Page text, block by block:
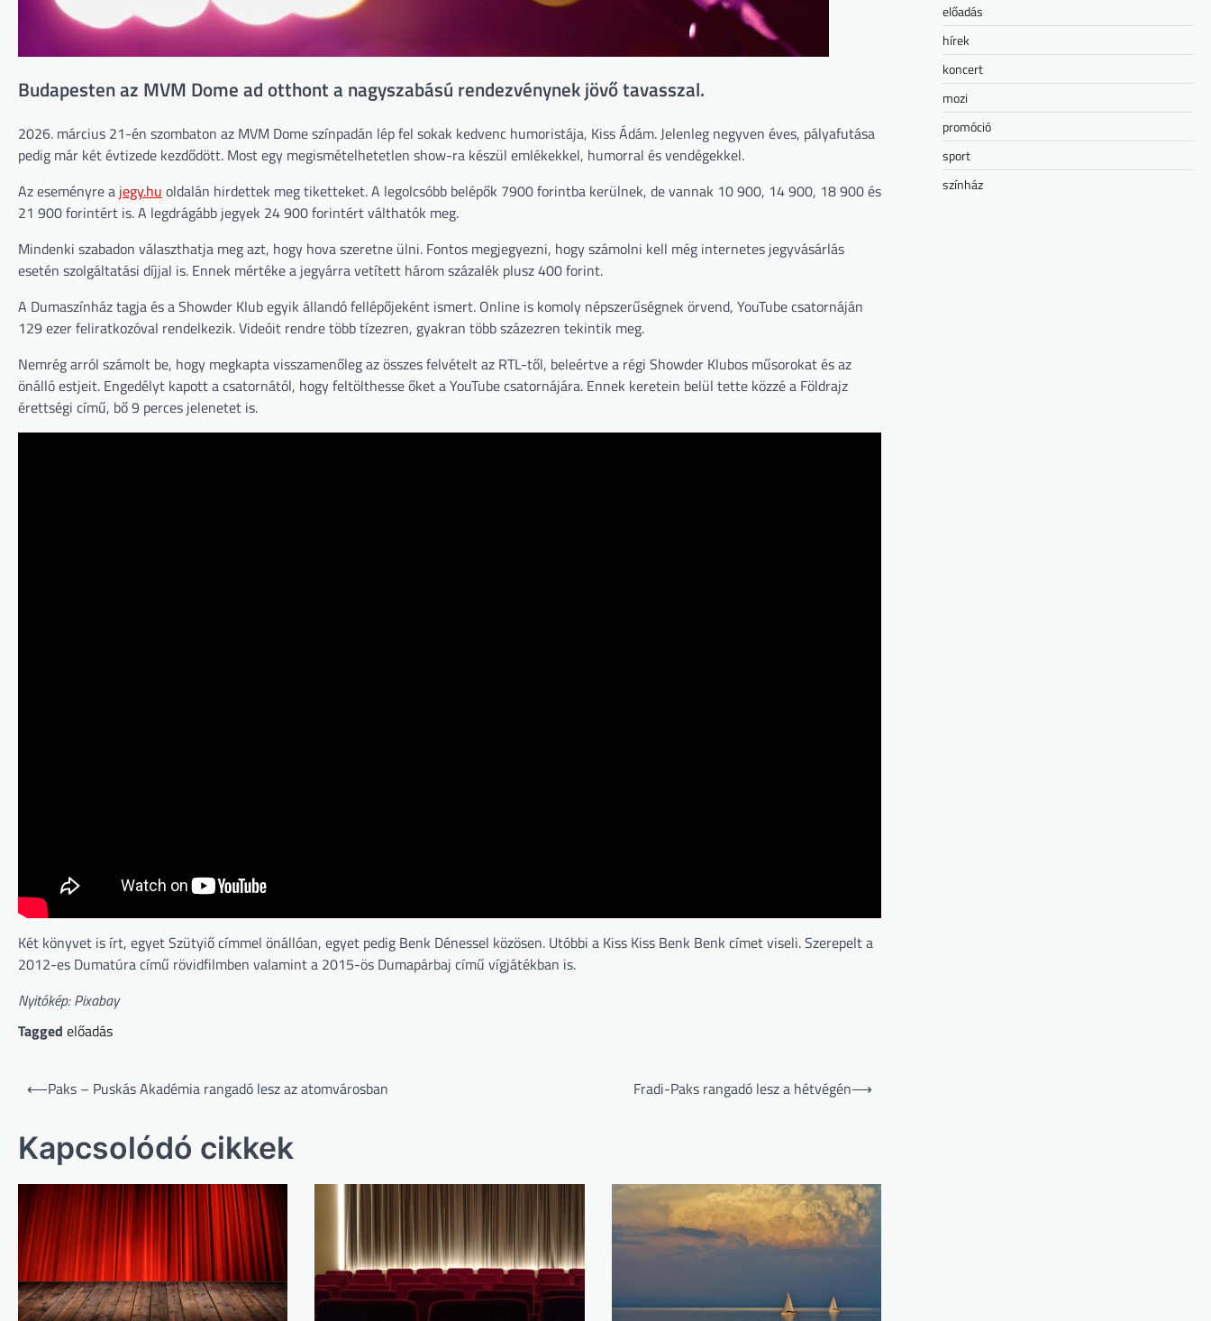
Budapesten az MVM Dome ad otthont a nagyszabású rendezvénynek jövő tavasszal.
2026. március 21-én szombaton az MVM Dome színpadán lép fel sokak kedvenc humoristája, Kiss Ádám. Jelenleg negyven éves, pályafutása
pedig már két évtizede kezdődött. Most egy megismételhetetlen show-ra készül emlékekkel, humorral és vendégekkel.
Az eseményre a jegy.hu oldalán hirdettek meg tiketteket. A legolcsóbb belépők 7900 forintba kerülnek, de vannak 10 900, 14 900, 18 900 és
21 900 forintért is. A legdrágább jegyek 24 900 forintért válthatók meg.
Mindenki szabadon választhatja meg azt, hogy hova szeretne ülni. Fontos megjegyezni, hogy számolni kell még internetes jegyvásárlás
esetén szolgáltatási díjjal is. Ennek mértéke a jegyárra vetített három százalék plusz 400 forint.
A Dumaszínház tagja és a Showder Klub egyik állandó fellépőjeként ismert. Online is komoly népszerűségnek örvend, YouTube csatornáján
129 ezer feliratkozóval rendelkezik. Videóit rendre több tízezren, gyakran több százezren tekintik meg.
Nemrég arról számolt be, hogy megkapta visszamenőleg az összes felvételt az RTL-től, beleértve a régi Showder Klubos műsorokat és az
önálló estjeit. Engedélyt kapott a csatornától, hogy feltölthesse őket a YouTube csatornájára. Ennek keretein belül tette közzé a Földrajz
érettségi című, bő 9 perces jelenetet is.
Két könyvet is írt, egyet Szütyiő címmel önállóan, egyet pedig Benk Dénessel közösen. Utóbbi a Kiss Kiss Benk Benk címet viseli. Szerepelt a
2012-es Dumatúra című rövidfilmben valamint a 2015-ös Dumapárbaj című vígjátékban is.
Nyitókép: Pixabay
Tagged előadás
Bejegyzés
⟵Paks – Puskás Akadémia rangadó lesz az atomvárosban Fradi-Paks rangadó lesz a hétvégén⟶
Kapcsolódó cikkek
előadás
hírek
koncert
mozi
promóció
sport
színház